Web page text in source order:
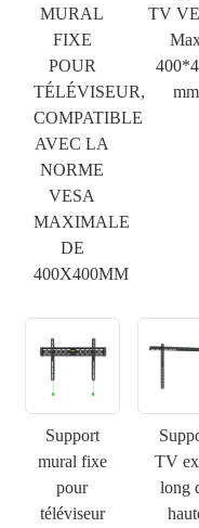
MURAL
FIXE
POUR
TÉLÉVISEUR,
COMPATIBLE
AVEC LA
NORME
VESA
MAXIMALE
DE
400X400MM
TV
mm
Support
mural fixe
pour
téléviseur
TV
long